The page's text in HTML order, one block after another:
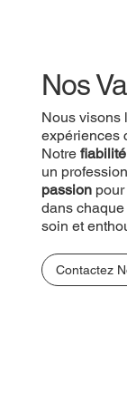
Nos
Nous visons
expériences
Notre fiabilité
un
passionpour
dans
soin et
Contactez